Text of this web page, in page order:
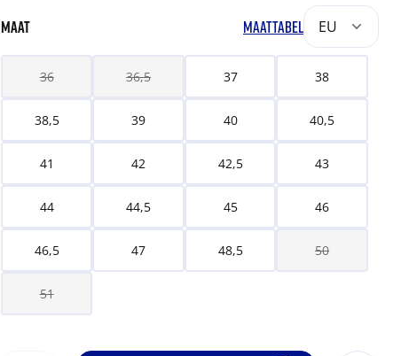
MAAT MAATTABEL EU
36 36,5 37 38
38,5 39 40 40,5
41 42 42,5 43
44 44,5 45 46
46,5 47 48,5 50
51